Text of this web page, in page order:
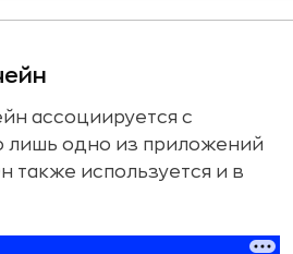
ассоциируется с
лишь одно из приложений
также используется и в